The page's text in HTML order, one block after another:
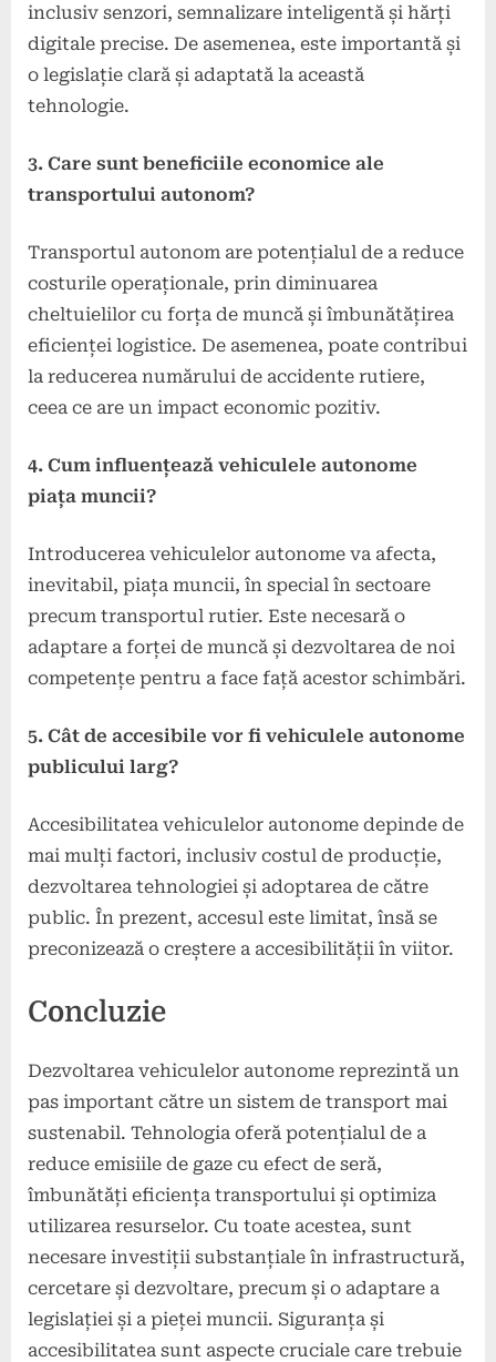
inclusiv senzori, semnalizare inteligentă și hărți
digitale precise. De asemenea, este importantă și
o legislație clară și adaptată la această
tehnologie.
3. Care sunt beneficiile economice ale
transportului autonom?
Transportul autonom are potențialul de a reduce
costurile operaționale, prin diminuarea
cheltuielilor cu forța de muncă și îmbunătățirea
eficienței logistice. De asemenea, poate contribui
la reducerea numărului de accidente rutiere,
ceea ce are un impact economic pozitiv.
4. Cum influențează vehiculele autonome
piața muncii?
Introducerea vehiculelor autonome va afecta,
inevitabil, piața muncii, în special în sectoare
precum transportul rutier. Este necesară o
adaptare a forței de muncă și dezvoltarea de noi
competențe pentru a face față acestor schimbări.
5. Cât de accesibile vor fi vehiculele autonome
publicului larg?
Accesibilitatea vehiculelor autonome depinde de
mai mulți factori, inclusiv costul de producție,
dezvoltarea tehnologiei și adoptarea de către
public. În prezent, accesul este limitat, însă se
preconizează o creștere a accesibilității în viitor.
Concluzie
Dezvoltarea vehiculelor autonome reprezintă un
pas important către un sistem de transport mai
sustenabil. Tehnologia oferă potențialul de a
reduce emisiile de gaze cu efect de seră,
îmbunătăți eficiența transportului și optimiza
utilizarea resurselor. Cu toate acestea, sunt
necesare investiții substanțiale în infrastructură,
cercetare și dezvoltare, precum și o adaptare a
legislației și a pieței muncii. Siguranța și
accesibilitatea sunt aspecte cruciale care trebuie